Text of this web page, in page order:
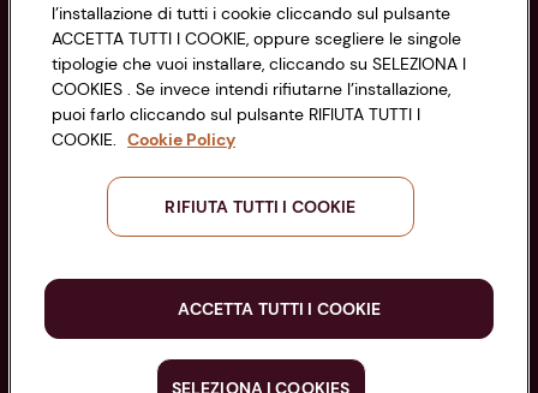
Servizio clienti
Seguici sui Social:
l’installazione di tutti i cookie cliccando sul pulsante
ACCETTA TUTTI I COOKIE, oppure scegliere le singole
tipologie che vuoi installare, cliccando su SELEZIONA I
COOKIES . Se invece intendi rifiutarne l’installazione,
puoi farlo cliccando sul pulsante RIFIUTA TUTTI I
COOKIE. Cookie Policy
RIFIUTA TUTTI I COOKIE
ACCETTA TUTTI I COOKIE
SELEZIONA I COOKIES